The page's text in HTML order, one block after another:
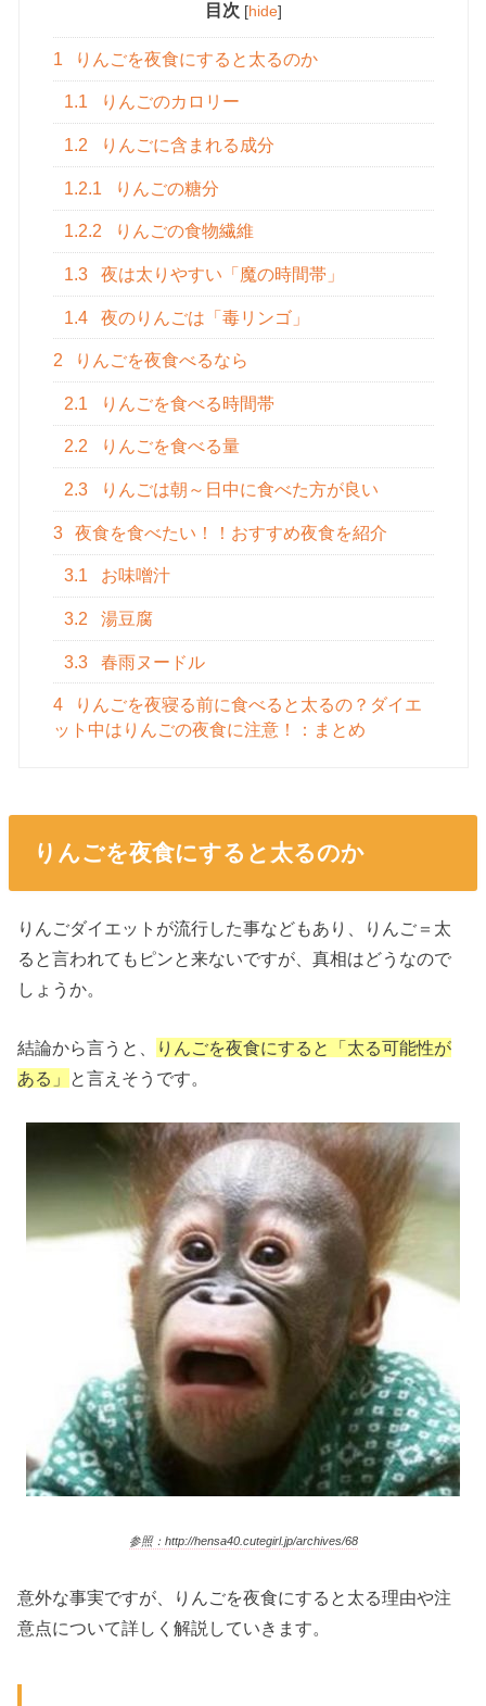
目次 [hide]
1 りんごを夜食にすると太るのか
1.1 りんごのカロリー
1.2 りんごに含まれる成分
1.2.1 りんごの糖分
1.2.2 りんごの食物繊維
1.3 夜は太りやすい「魔の時間帯」
1.4 夜のりんごは「毒リンゴ」
2 りんごを夜食べるなら
2.1 りんごを食べる時間帯
2.2 りんごを食べる量
2.3 りんごは朝～日中に食べた方が良い
3 夜食を食べたい！！おすすめ夜食を紹介
3.1 お味噌汁
3.2 湯豆腐
3.3 春雨ヌードル
4
りんごを夜寝る前に食べると太るの？ダイエ
ット中はりんごの夜食に注意！：まとめ
りんごを夜食にすると太るのか
りんごダイエットが流行した事などもあり、りんご＝太
ると言われてもピンと来ないですが、真相はどうなので
しょうか。
結論から言うと、
りんごを夜食にすると「太る可能性が
ある」 と言えそうです。
参照：http://hensa40.cutegirl.jp/archives/68
意外な事実ですが、りんごを夜食にすると太る理由や注
意点について詳しく解説していきます。